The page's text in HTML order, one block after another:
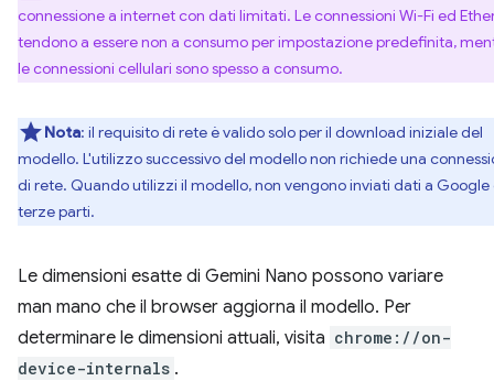
connessione a internet con dati limitati. Le connessioni Wi-Fi ed
tendono a essere non a consumo per impostazione predefinita,
le connessioni cellulari sono spesso a consumo.
Nota: il requisito di rete è valido solo per il download iniziale del
modello. L'utilizzo successivo del modello non richiede una
di rete. Quando utilizzi il modello, non vengono inviati dati a Google
terze parti.
Le dimensioni esatte di Gemini Nano possono variare
man mano che il browser aggiorna il modello. Per
determinare le dimensioni attuali, visita chrome://on-
device-internals .